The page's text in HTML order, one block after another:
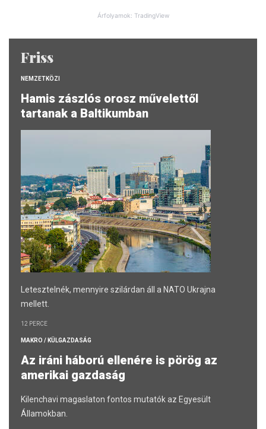
Árfolyamok: TradingView
Friss
NEMZETKÖZI
Hamis zászlós orosz művelettől
tartanak a Baltikumban
Letesztelnék, mennyire szilárdan áll a NATO Ukrajna
mellett.
12 PERCE
MAKRO / KÜLGAZDASÁG
Az iráni háború ellenére is pörög az
amerikai gazdaság
Kilenchavi magaslaton fontos mutatók az Egyesült
Államokban.